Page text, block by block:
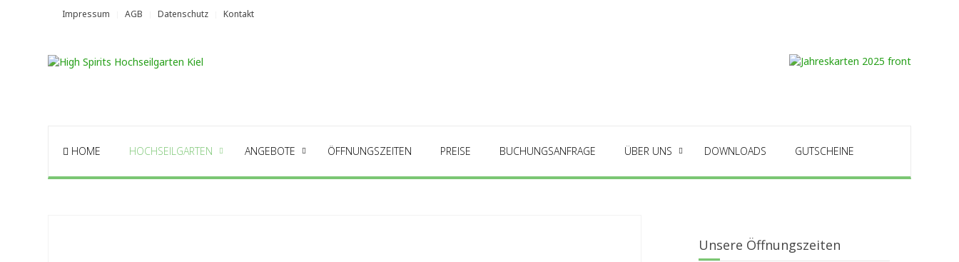
Impressum AGB Datenschutz Kontakt
HOME HOCHSEILGARTEN ANGEBOTE ÖFFNUNGSZEITEN PREISE BUCHUNGSANFRAGE ÜBER UNS DOWNLOADS GUTSCHEINE
Unsere Öffnungszeiten